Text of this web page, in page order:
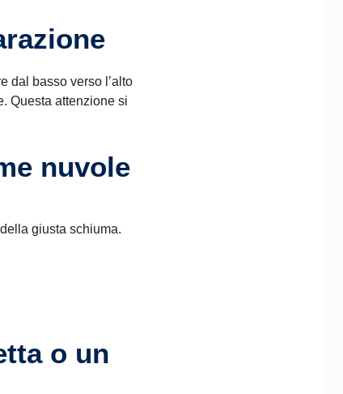
dal basso verso l’alto
Questa attenzione si
nuvole
giusta schiuma.
o un